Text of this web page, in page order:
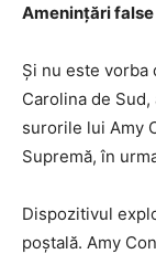
Ameninţări
Și nu este vorba
Carolina de
surorile lui Amy
Supremă, în
Dispozitivul
poştală. Amy